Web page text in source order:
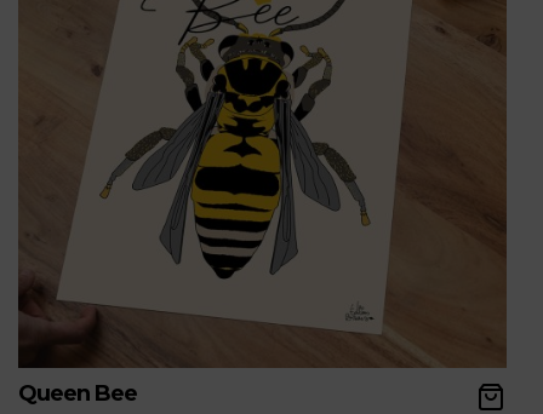
Queen Bee